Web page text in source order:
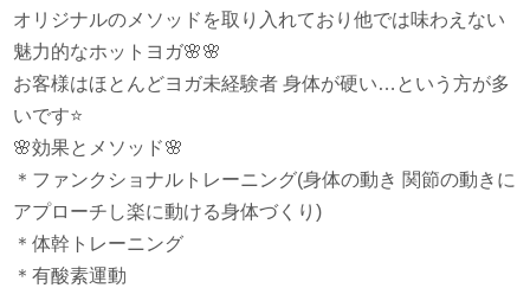
オリジナルのメソッドを取り入れており他では味わえない
魅力的なホットヨガ🌸🌸
お客様はほとんどヨガ未経験者 身体が硬い…という方が多
いです⭐️
🌸効果とメソッド🌸
＊ファンクショナルトレーニング(身体の動き 関節の動きに
アプローチし楽に動ける身体づくり)
＊体幹トレーニング
＊有酸素運動